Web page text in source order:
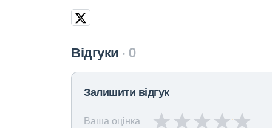
Відгуки 0
Залишити відгук
Ваша оцінка